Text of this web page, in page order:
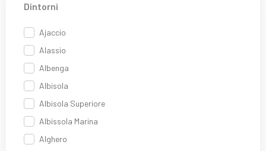
Dintorni
Ajaccio
Alassio
Albenga
Albisola
Albisola Superiore
Albissola Marina
Alghero